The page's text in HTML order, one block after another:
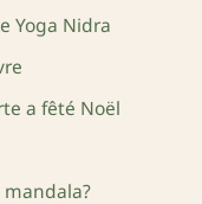
Yoga Nidra
a fêté Noël
mandala?